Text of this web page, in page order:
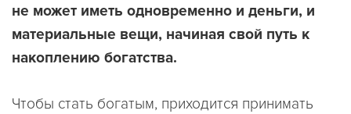
не может иметь одновременно и деньги, и
материальные вещи, начиная свой путь к
накоплению богатства.
Чтобы стать богатым, приходится принимать